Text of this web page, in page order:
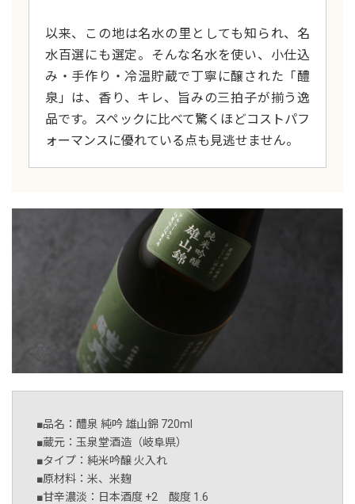
以来、この地は名水の里としても知られ、名
水百選にも選定。そんな名水を使い、小仕込
み・手作り・冷温貯蔵で丁寧に醸された「醴
泉」は、香り、キレ、旨みの三拍子が揃う逸
品です。スペックに比べて驚くほどコストパフ
ォーマンスに優れている点も見逃せません。
■品名：醴泉 純吟 雄山錦 720ml
■蔵元：玉泉堂酒造（岐阜県）
■タイプ：純米吟醸 火入れ
■原材料：米、米麹
■甘辛濃淡：日本酒度 +2 酸度 1.6